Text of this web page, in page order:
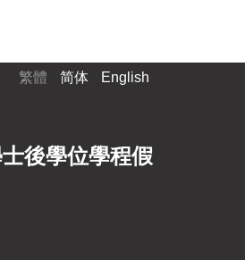
繁體 简体 English
後學位學程假